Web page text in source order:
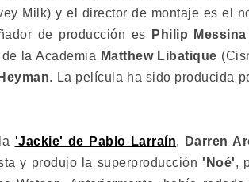
Milk) y el director de montaje es el
de producción es Philip Messina
la Academia Matthew Libatique
. La película ha sido producida
'Jackie' de Pablo Larraín, Darren
y produjo la superproducción 'Noé',